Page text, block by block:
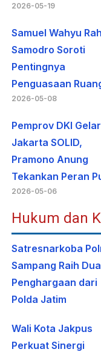
2026-05-19
Samuel Wahyu
Samodro Soroti
Pentingnya
Penguasaan
2026-05-08
Pemprov DKI Gelar
Jakarta SOLID,
Pramono Anung
Tekankan Peran
2026-05-06
Hukum dan
Satresnarkoba
Sampang Raih Dua
Penghargaan dari
Polda Jatim
Wali Kota Jakpus
Perkuat Sinergi